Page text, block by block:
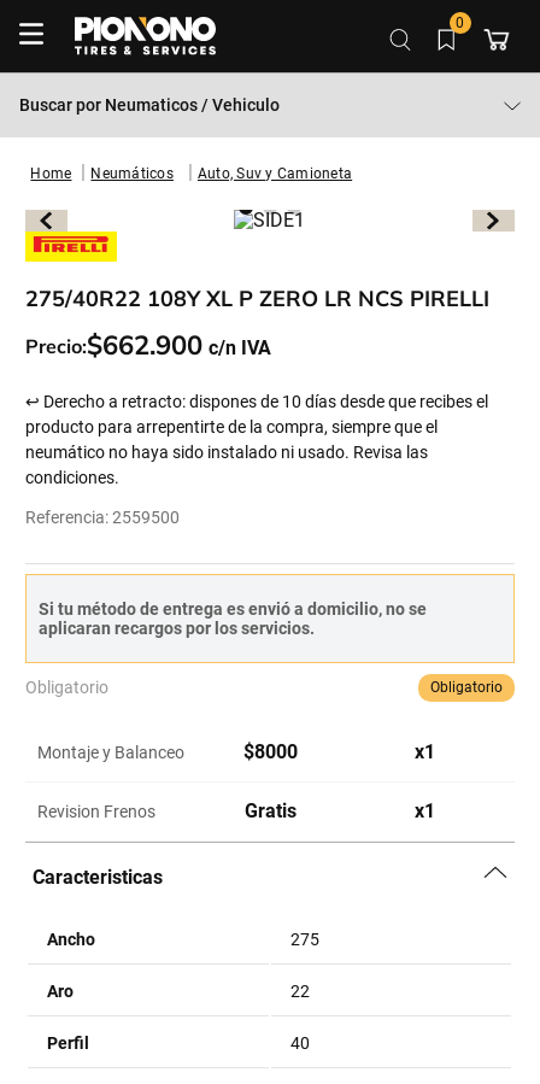
0
Buscar por Neumaticos / Vehiculo
Neumáticos Auto, Suv y Camioneta
275/40R22 108Y XL P ZERO LR NCS PIRELLI
Precio:$662.900
↩ Derecho a retracto: dispones de 10 días desde que recibes el
producto para arrepentirte de la compra, siempre que el
neumático no haya sido instalado ni usado. Revisa las
condiciones.
Referencia:2559500
Si tu método de entrega es envió a domicilio, no se
aplicaran recargos por los servicios.
Obligatorio Obligatorio
Montaje y Balanceo $8000 x1
Revision Frenos Gratis x1
Caracteristicas
Ancho 275
Aro 22
Perfil 40